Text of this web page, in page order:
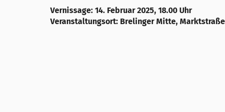
Vernissage: 14. Februar 2025, 18.00 Uhr
Veranstaltungsort: Brelinger Mitte,